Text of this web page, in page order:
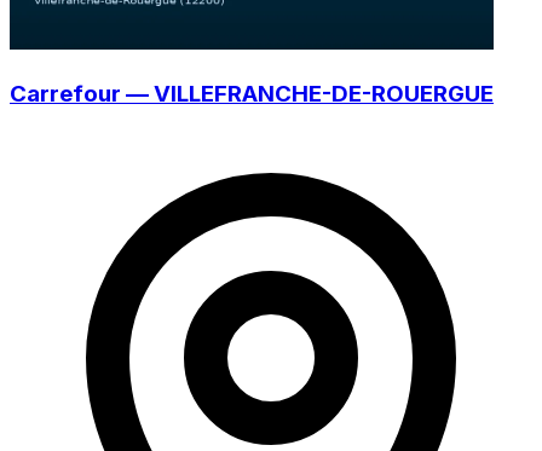
Carrefour — VILLEFRANCHE-DE-ROUERGUE